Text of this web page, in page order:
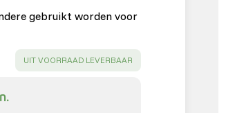
gebruikt worden voor
SUCCESS:
UIT VOORRAAD LEVERBAAR